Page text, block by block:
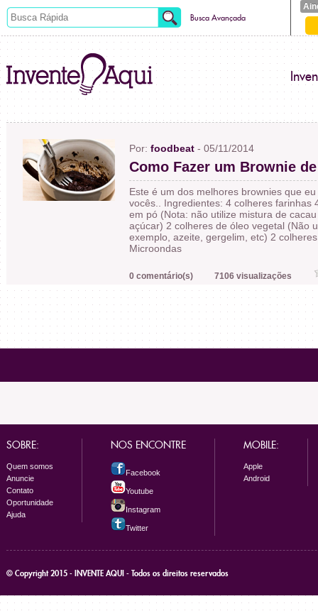
Busca Avançada
Por: foodbeat - 05/11/2014
Como Fazer um Brownie
Este é um dos melhores brownies que
vocês.. Ingredientes: 4 colheres farinhas
em pó (Nota: não utilize mistura de
açúcar) 2 colheres de óleo vegetal (Não
exemplo, azeite, gergelim, etc) 2
Microondas
0 comentário(s) 7106 visualizações
SOBRE:
Quem somos
Anuncie
Contato
Oportunidade
Ajuda
NOS ENCONTRE
Facebook
Youtube
Instagram
Twitter
MOBILE:
Apple
Android
© Copyright 2015 - INVENTE AQUI - Todos os direitos reservados